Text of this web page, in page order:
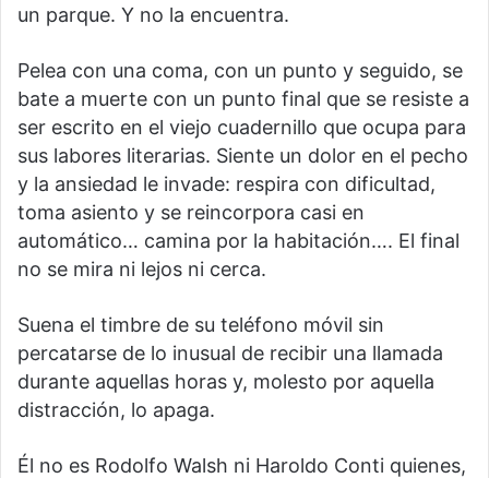
un parque. Y no la encuentra.
Pelea con una coma, con un punto y seguido, se
bate a muerte con un punto final que se resiste a
ser escrito en el viejo cuadernillo que ocupa para
sus labores literarias. Siente un dolor en el pecho
y la ansiedad le invade: respira con dificultad,
toma asiento y se reincorpora casi en
automático… camina por la habitación…. El final
no se mira ni lejos ni cerca.
Suena el timbre de su teléfono móvil sin
percatarse de lo inusual de recibir una llamada
durante aquellas horas y, molesto por aquella
distracción, lo apaga.
Él no es Rodolfo Walsh ni Haroldo Conti quienes,